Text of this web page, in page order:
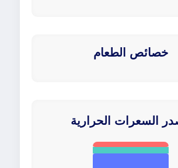
خصائص الطعام
السعرات الحرارية